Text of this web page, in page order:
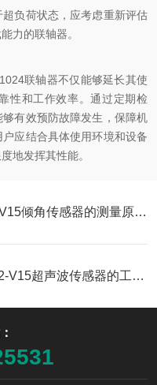
负荷状态，应考虑重新评估
力的联轴器。
联轴器不仅能够延长其使
性和工作效率。通过定期检
有效预防故障发生，保障机
应结合具体使用环境和设备
地发挥其性能。
INX360D-F99-I2E2-V15倾角传感器的测量原理与工程监测应用
UC2000-30GM-IUR2-V15超声波传感器的工作原理